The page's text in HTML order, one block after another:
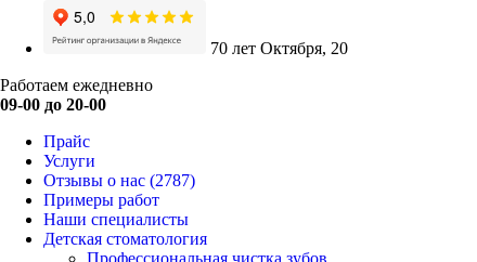
70 лет Октября, 20
Работаем ежедневно
09-00 до 20-00
Прайс
Услуги
Отзывы о нас (2787)
Примеры работ
Наши специалисты
Детская стоматология
Профессиональная чистка зубов